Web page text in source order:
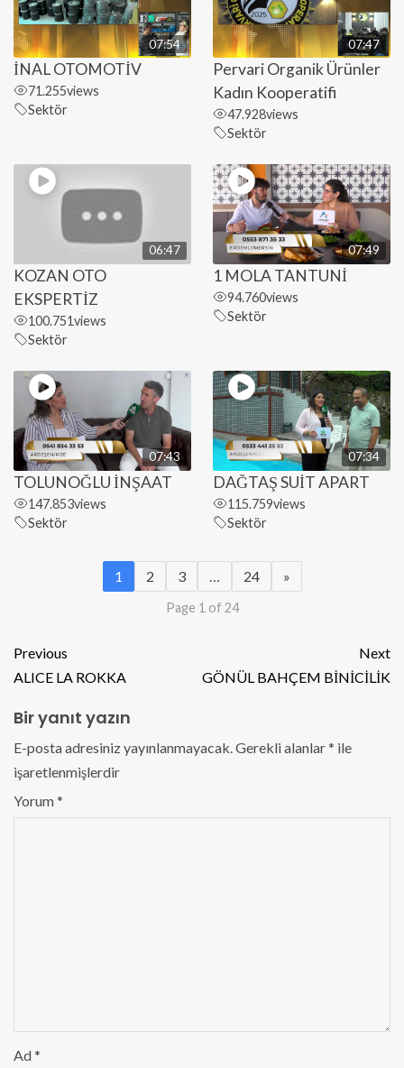
07:54
İNAL OTOMOTİV
71.255views
Sektör
07:47
Pervari Organik Ürünler
Kadın Kooperatifi
47.928views
Sektör
06:47
KOZAN OTO
EKSPERTİZ
100.751views
Sektör
07:49
1 MOLA TANTUNİ
94.760views
Sektör
07:43
TOLUNOĞLU İNŞAAT
147.853views
Sektör
07:34
DAĞTAŞ SUİT APART
115.759views
Sektör
1 2 3 24 »
Page 1 of 24
Previous
ALICE LA ROKKA
Next
GÖNÜL BAHÇEM BİNİCİLİK
Bir yanıt yazın
E-posta adresiniz yayınlanmayacak. Gerekli alanlar* ile
işaretlenmişlerdir
Yorum*
Ad*